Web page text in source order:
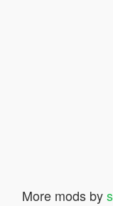
More mods by